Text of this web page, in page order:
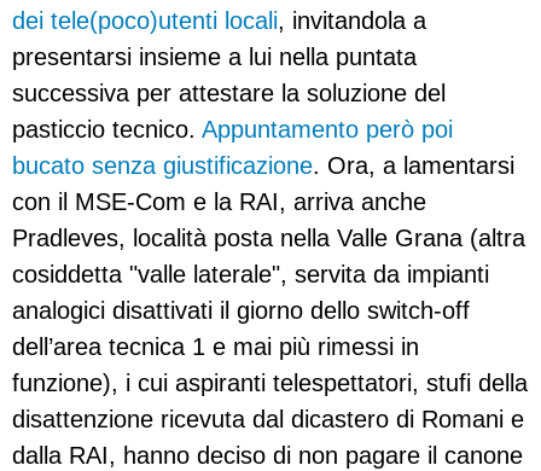
dei tele(poco)utenti locali, invitandola a
presentarsi insieme a lui nella puntata
successiva per attestare la soluzione del
pasticcio tecnico. Appuntamento però poi
bucato senza giustificazione. Ora, a lamentarsi
con il MSE-Com e la RAI, arriva anche
Pradleves, località posta nella Valle Grana (altra
cosiddetta "valle laterale", servita da impianti
analogici disattivati il giorno dello switch-off
dell’area tecnica 1 e mai più rimessi in
funzione), i cui aspiranti telespettatori, stufi della
disattenzione ricevuta dal dicastero di Romani e
dalla RAI, hanno deciso di non pagare il canone